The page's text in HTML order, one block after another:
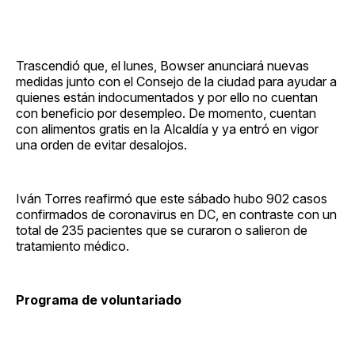
Trascendió que, el lunes, Bowser anunciará nuevas
medidas junto con el Consejo de la ciudad para ayudar a
quienes están indocumentados y por ello no cuentan
con beneficio por desempleo. De momento, cuentan
con alimentos gratis en la Alcaldía y ya entró en vigor
una orden de evitar desalojos.
Iván Torres reafirmó que este sábado hubo 902 casos
confirmados de coronavirus en DC, en contraste con un
total de 235 pacientes que se curaron o salieron de
tratamiento médico.
Programa de voluntariado